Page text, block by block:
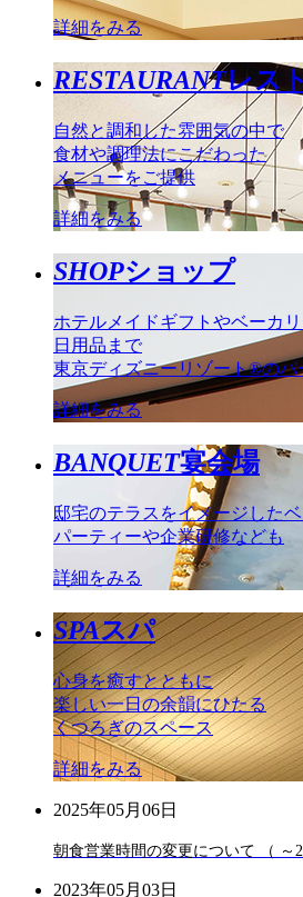
詳細をみる
RESTAURANTレス
自然と調和した雰囲気の中で
食材や調理法にこだわった
メニューをご提供
詳細をみる
SHOPショップ
ホテルメイドギフトやベーカ
日用品まで
東京ディズニーリゾート®のパ
詳細をみる
BANQUET宴会場
邸宅のテラスをイメージした
パーティーや企業研修なども
詳細をみる
SPAスパ
心身を癒すとともに
楽しい一日の余韻にひたる
くつろぎのスペース
詳細をみる
2025年05月06日
朝食営業時間の変更について （ ～
2023年05月03日